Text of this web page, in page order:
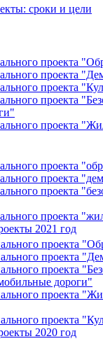
сроки и цели
проекта
проекта
проекта
проекта
проекта
проекта
проекта
проекта
проекта
2021 год
проекта
проекта
проекта
дороги"
проекта
проекта
2020 год